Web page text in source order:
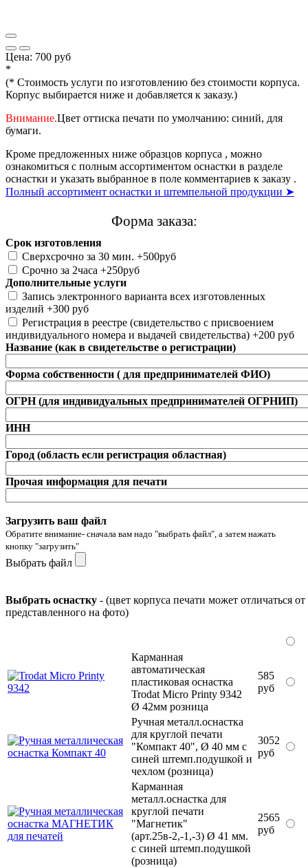
Цена: 700 руб
*
(* Стоимость услуги по изготовлению без стоимости корпуса.
Корпус выбирается ниже и добавляется к заказу.)
Внимание.Цвет оттиска печати по умолчанию: синий, для
бумаги.
Кроме предложенных ниже образцов корпуса , можно
ознакомиться с полным ассортиментом оснастки в разделе
оснастки и указать выбранное в поле комментариев к заказу .
Полный ассортимент оснастки и штемпельной продукции ➤
Форма заказа:
Срок изготовления
Сверхсрочно за 30 мин. +500руб
Срочно за 2часа +250руб
Дополнительные услуги
Запись электронного варианта всех изготовленных
изделий +300 руб
Регистрация в реестре (свидетельство с присвоением
индивидуального номера и выдачей свидетельства) +200 руб
Название (как в свидетельстве о регистрации)
Форма собственности ( для предпринимателей ФИО)
ОГРН (для индивидуальных предпринимателей ОГРНИП)
ИНН
Город (область если регистрация областная)
Прочая информация для печати
Загрузить ваш файл
Обратите внимание- сначала вам надо "выбрать файл", а затем нажать
кнопку "загрузить"
Выбрать файл
Выбрать оснастку - (цвет корпуса печати может отличаться от
представленного на фото)
Карманная
автоматическая
пластиковая оснастка
Trodat Micro Printy 9342
Ø 42мм розница
585
руб
Ручная металл.оснастка
для круглой печати
"Компакт 40", Ø 40 мм с
синей штемп.подушкой и
чехлом (розница)
3052
руб
Карманная
металл.оснастка для
круглой печати
"Магнетик"
(арт.25в-2,-1,-3) Ø 41 мм.
с синей штемп.подушкой
(розница)
2565
руб